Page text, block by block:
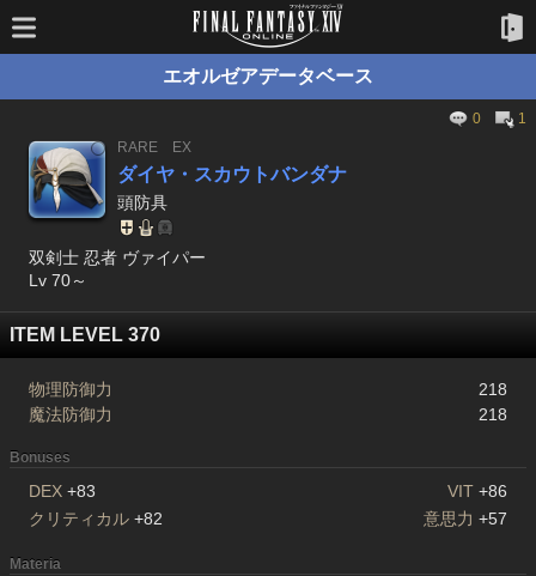
エオルゼアデータベース
0
1
RARE
EX
ダイヤ・スカウトバンダナ
頭防具
双剣士 忍者 ヴァイパー
Lv 70～
ITEM LEVEL 370
物理防御力
218
魔法防御力
218
Bonuses
DEX +83 VIT +86
クリティカル +82 意思力 +57
Materia